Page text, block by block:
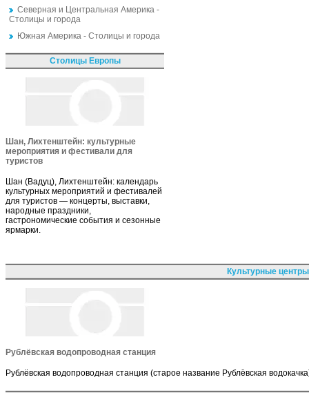
Северная и Центральная Америка -
Столицы и города
Южная Америка - Столицы и города
Столицы Европы
Шан, Лихтенштейн: культурные
мероприятия и фестивали для
туристов
Шан (Вадуц), Лихтенштейн: календарь
культурных мероприятий и фестивалей
для туристов — концерты, выставки,
народные праздники,
гастрономические события и сезонные
ярмарки.
Культурные
Рублёвская водопроводная станция
Рублёвская водопроводная станция (старое название Рублёвская